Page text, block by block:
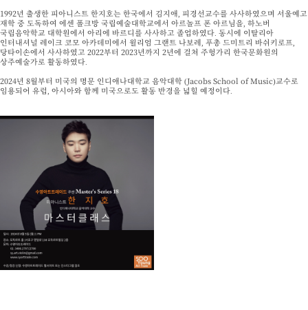
1992년 출생한 피아니스트 한지호는 한국에서 김지애, 피경선교수를 사사하였으며 서울예고
재학 중 도독하여 에센 폴크방 국립예술대학교에서 아르놀프 폰 아르님을, 하노버
국립음악학교 대학원에서 아리에 바르디를 사사하고 졸업하였다. 동시에 이탈리아
인터내셔널 레이크 코모 아카데미에서 윌리엄 그랜트 나보레, 푸총 드미트리 바쉬키로프,
당타이손에서 사사하였고 2022부터 2023년까지 2년에 걸쳐 주헝가리 한국문화원의
상주예술가로 활동하였다.
2024년 8월부터 미국의 명문 인디애나대학교 음악대학 (Jacobs School of Music)교수로
임용되어 유럽, 아시아와 함께 미국으로도 활동 반경을 넓힐 예정이다.